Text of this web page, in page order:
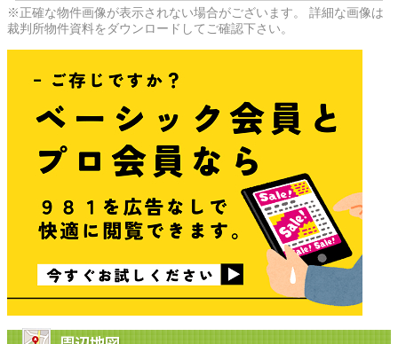
※正確な物件画像が表示されない場合がございます。 詳細な画像は
裁判所物件資料をダウンロードしてご確認下さい。